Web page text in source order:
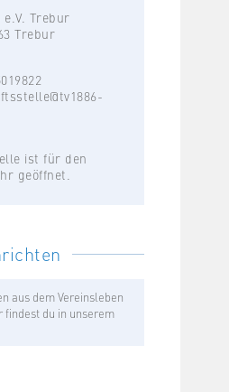
Trebur
Trebur
ist für den
geöffnet.
aus dem Vereinsleben
findest du in unserem